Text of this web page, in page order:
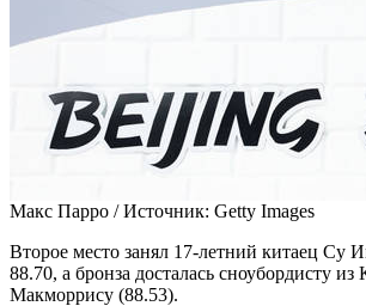
Макс Парро /Источник: Getty Images
Второе место занял 17-летний китаец Су
88.70, а бронза досталась сноубордисту
Макморрису (88.53).